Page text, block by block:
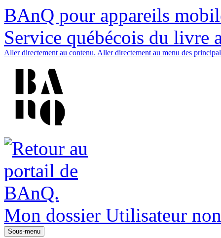
BAnQ pour appareils
Service québécois du livre
Aller directement au contenu. Aller directement au menu des
Mon dossier Utilisateur
Sous-menu